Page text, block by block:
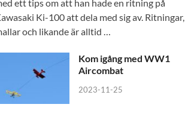
ett tips om att han hade en ritning på
Ki-100 att dela med sig av. Ritningar,
och likande är alltid …
Kom igång med WW1
Aircombat
2023-11-25